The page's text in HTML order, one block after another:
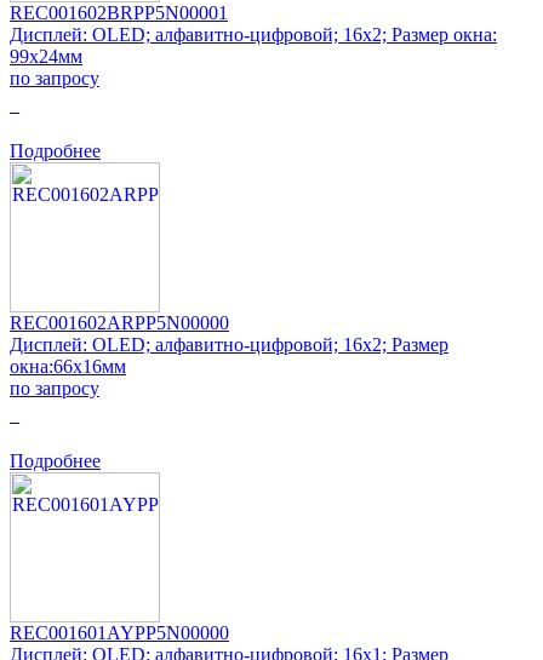
REC001602BRPP5N00001
Дисплей: OLED; алфавитно-цифровой; 16x2; Размер окна:
99x24мм
по запросу
Подробнее
REC001602ARPP5N00000
Дисплей: OLED; алфавитно-цифровой; 16x2; Размер
окна:66x16мм
по запросу
Подробнее
REC001601AYPP5N00000
Дисплей: OLED; алфавитно-цифровой; 16x1; Размер